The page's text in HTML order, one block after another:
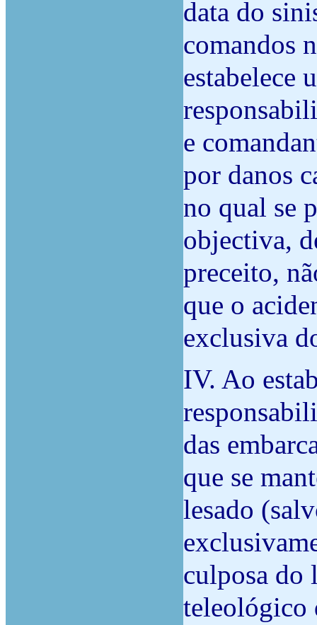
data do
comandos
estabelece
e
por danos
no qual se
objectiva,
preceito,
que o
exclusiva
IV. Ao
das
que se
lesado
culposa do
teleológico